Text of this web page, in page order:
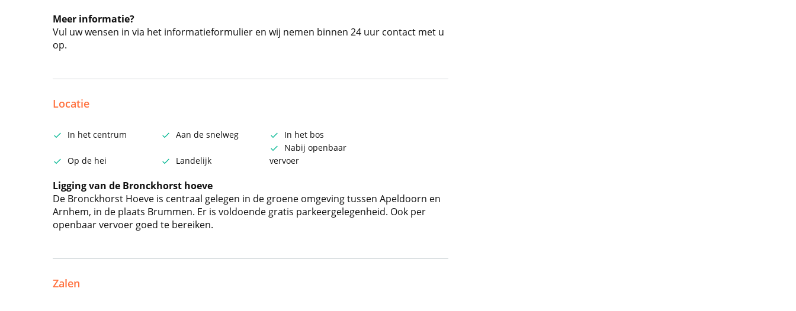
Meer informatie?
Vul uw wensen in via het informatieformulier en wij nemen binnen 24 uur contact met u
op.
Locatie
In het centrum Aan de snelweg In het bos
Op de hei Landelijk
Nabij openbaar
vervoer
Ligging van de Bronckhorst hoeve
De Bronckhorst Hoeve is centraal gelegen in de groene omgeving tussen Apeldoorn en
Arnhem, in de plaats Brummen. Er is voldoende gratis parkeergelegenheid. Ook per
openbaar vervoer goed te bereiken.
Zalen